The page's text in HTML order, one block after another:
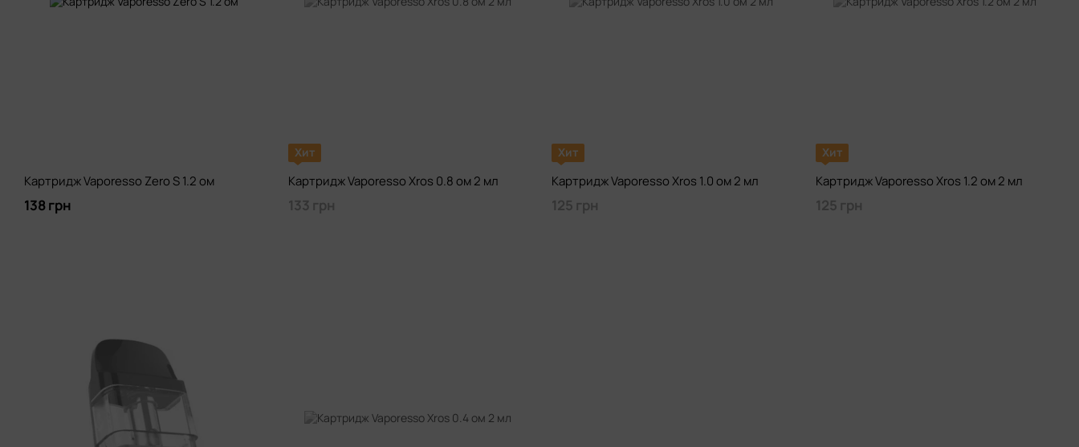
Картридж Vaporesso Zero S 1.2 ом
138 грн
Хит
Картридж Vaporesso Xros 0.8 ом 2 мл
133 грн
Хит
Картридж Vaporesso Xros 1.0 ом 2 мл
125 грн
Хит
Картридж Vaporesso Xros 1.2 ом 2 мл
125 грн